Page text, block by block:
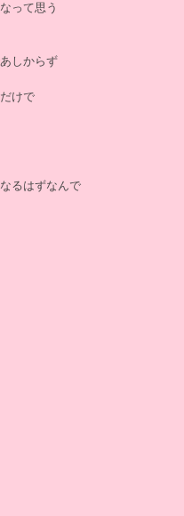
って思う
しからず
けで
るはずなんで